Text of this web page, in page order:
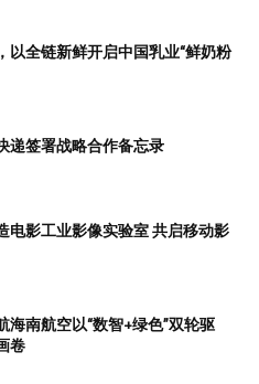
以全链新鲜开启中国乳业“鲜奶粉
递签署战略合作备忘录
电影工业影像实验室 共启移动影
海南航空以“数智+绿色”双轮驱
卷